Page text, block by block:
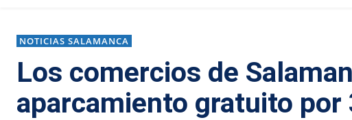
NOTICIAS SALAMANCA
Los comercios de
aparcamiento gratuito